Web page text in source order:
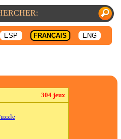
ESP FRANÇAIS ENG
304 jeux